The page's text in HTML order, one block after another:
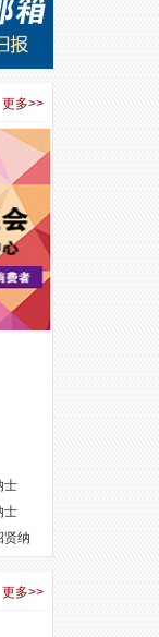
更多>>
士
士
贤纳
更多>>